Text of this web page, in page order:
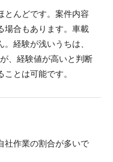
とんどです。案件内容
場合もあります。車載
経験が浅いうちは、
、経験値が高いと判断
とは可能です。
社作業の割合が多いで